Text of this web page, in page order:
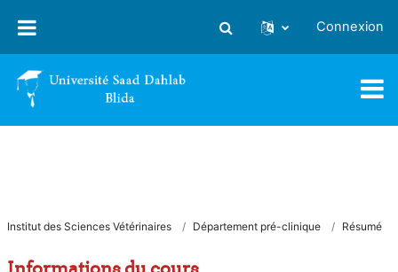
Activer/désactiver la saisie
Connexion
Institut des Sciences Vétérinaires Département pré-clinique Résumé